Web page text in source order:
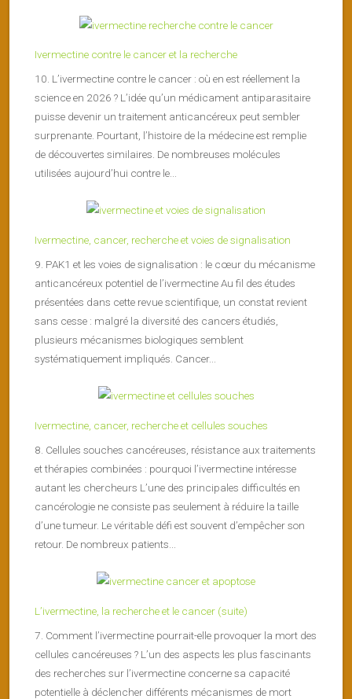
Ivermectine contre le cancer et la recherche
10. L’ivermectine contre le cancer : où en est réellement la
science en 2026 ? L’idée qu’un médicament antiparasitaire
puisse devenir un traitement anticancéreux peut sembler
surprenante. Pourtant, l’histoire de la médecine est remplie
de découvertes similaires. De nombreuses molécules
utilisées aujourd’hui contre le...
Ivermectine, cancer, recherche et voies de signalisation
9. PAK1 et les voies de signalisation : le cœur du mécanisme
anticancéreux potentiel de l’ivermectine Au fil des études
présentées dans cette revue scientifique, un constat revient
sans cesse : malgré la diversité des cancers étudiés,
plusieurs mécanismes biologiques semblent
systématiquement impliqués. Cancer...
Ivermectine, cancer, recherche et cellules souches
8. Cellules souches cancéreuses, résistance aux traitements
et thérapies combinées : pourquoi l’ivermectine intéresse
autant les chercheurs L’une des principales difficultés en
cancérologie ne consiste pas seulement à réduire la taille
d’une tumeur. Le véritable défi est souvent d’empêcher son
retour. De nombreux patients...
L’ivermectine, la recherche et le cancer (suite)
7. Comment l’ivermectine pourrait-elle provoquer la mort des
cellules cancéreuses ? L’un des aspects les plus fascinants
des recherches sur l’ivermectine concerne sa capacité
potentielle à déclencher différents mécanismes de mort